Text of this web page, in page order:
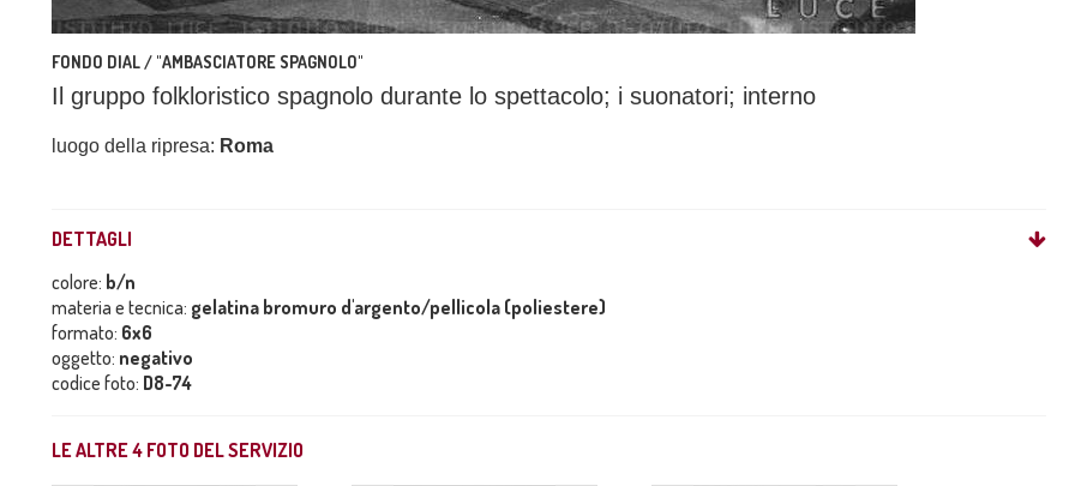
FONDO DIAL / "AMBASCIATORE SPAGNOLO"
Il gruppo folkloristico spagnolo durante lo spettacolo; i suonatori; interno
luogo della ripresa: Roma
DETTAGLI
colore: b/n
materia e tecnica: gelatina bromuro d'argento/pellicola (poliestere)
formato: 6x6
oggetto: negativo
codice foto: D8-74
LE ALTRE4 FOTO DEL SERVIZIO